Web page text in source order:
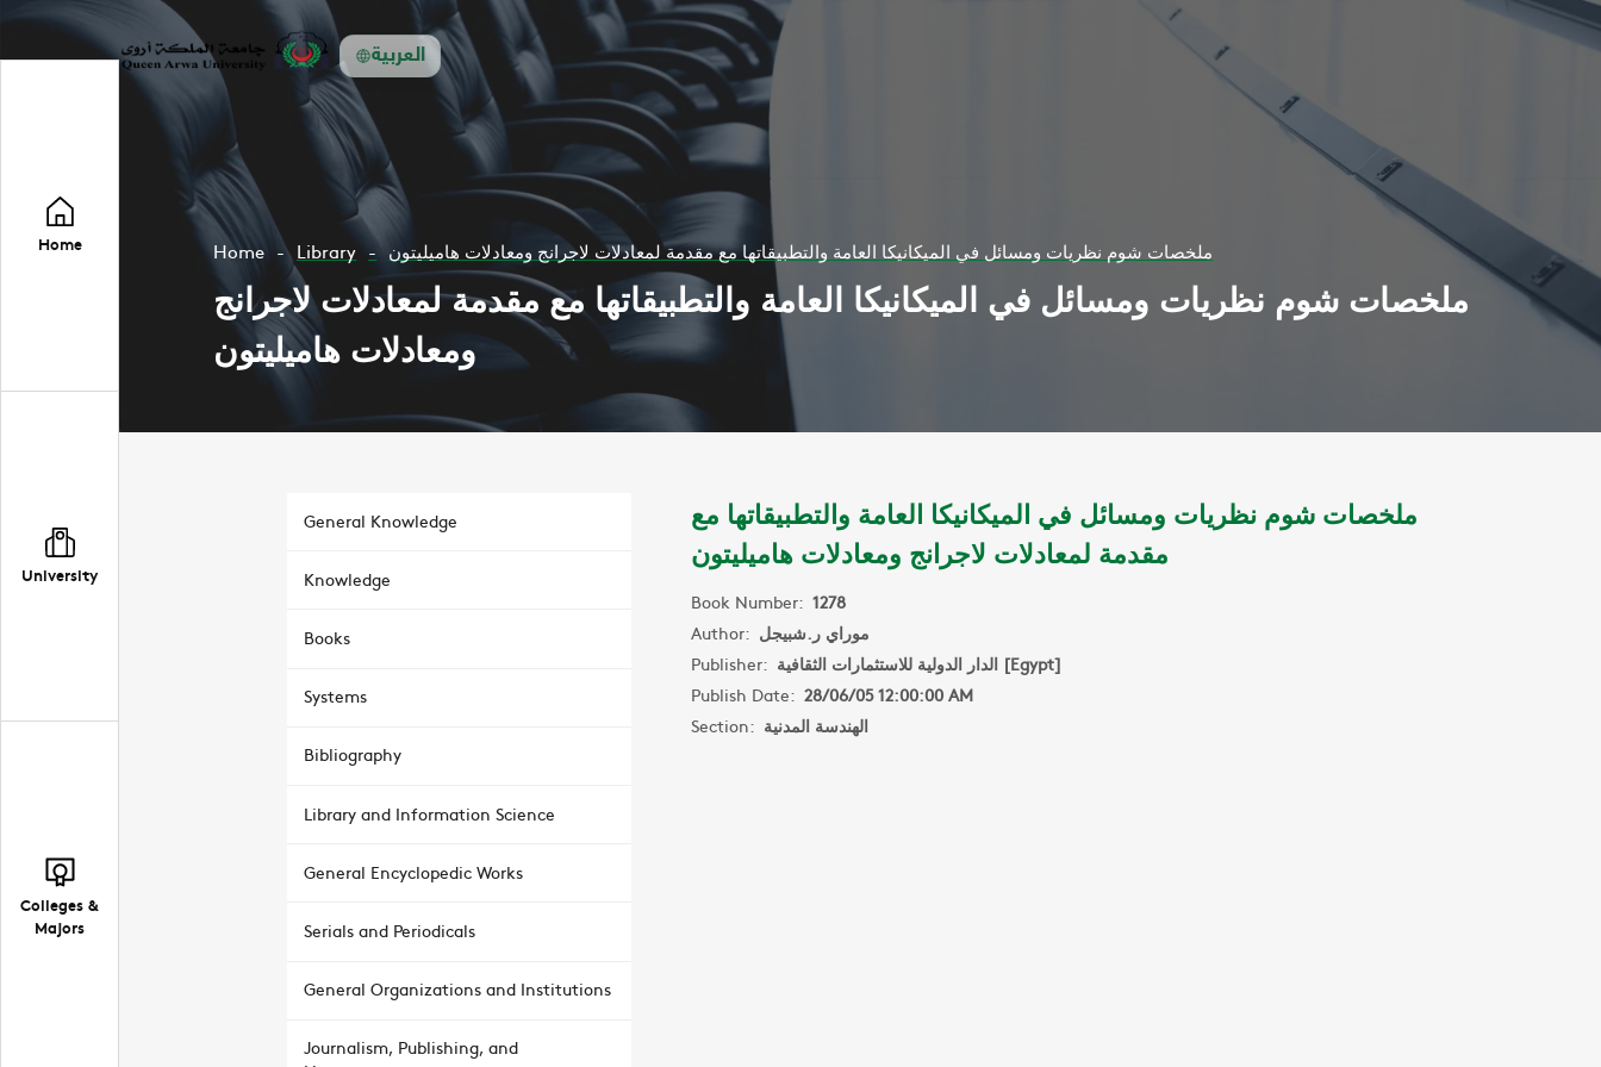
العربية
Home
University
Colleges &
Majors
Home Library ملخصات شوم نظريات ومسائل في الميكانيكا العامة والتطبيقاتها مع مقدمة لمعادلات لاجرانج ومعادلات هاميليتون
ملخصات شوم نظريات ومسائل في الميكانيكا العامة والتطبيقاتها مع مقدمة لمعادلات لاجرانج
ومعادلات هاميليتون
General Knowledge
Knowledge
Books
Systems
Bibliography
Library and Information Science
General Encyclopedic Works
Serials and Periodicals
General Organizations and Institutions
Journalism, Publishing, and
ملخصات شوم نظريات ومسائل في الميكانيكا العامة والتطبيقاتها مع
مقدمة لمعادلات لاجرانج ومعادلات هاميليتون
Book Number: 1278
Author: موراي ر.شبيجل
Publisher:
الدار الدولية للاستثمارات الثقافية [Egypt]
Publish Date: 28/06/05 12:00:00 AM
Section: الهندسة المدنية